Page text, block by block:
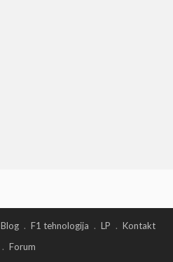
Blog F1 tehnologija LP
Kontakt
Forum